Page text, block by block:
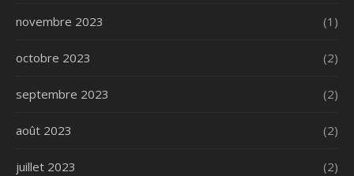
novembre 2023 (1)
octobre 2023 (2)
septembre 2023 (2)
août 2023 (2)
juillet 2023 (2)